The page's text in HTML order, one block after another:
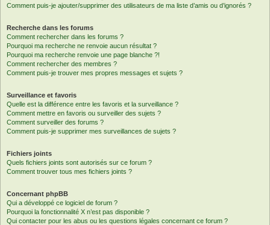
Comment puis-je ajouter/supprimer des utilisateurs de ma liste d’amis ou d’ignorés ?
Recherche dans les forums
Comment rechercher dans les forums ?
Pourquoi ma recherche ne renvoie aucun résultat ?
Pourquoi ma recherche renvoie une page blanche ?!
Comment rechercher des membres ?
Comment puis-je trouver mes propres messages et sujets ?
Surveillance et favoris
Quelle est la différence entre les favoris et la surveillance ?
Comment mettre en favoris ou surveiller des sujets ?
Comment surveiller des forums ?
Comment puis-je supprimer mes surveillances de sujets ?
Fichiers joints
Quels fichiers joints sont autorisés sur ce forum ?
Comment trouver tous mes fichiers joints ?
Concernant phpBB
Qui a développé ce logiciel de forum ?
Pourquoi la fonctionnalité X n’est pas disponible ?
Qui contacter pour les abus ou les questions légales concernant ce forum ?